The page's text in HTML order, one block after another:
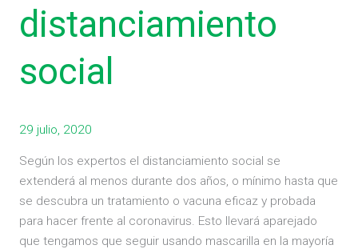
distanciamiento
social
29 julio, 2020
Según los expertos el distanciamiento social se
extenderá al menos durante dos años, o mínimo hasta que
se descubra un tratamiento o vacuna eficaz y probada
para hacer frente al coronavirus. Esto llevará aparejado
que tengamos que seguir usando mascarilla en la mayoría